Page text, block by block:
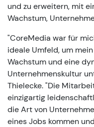
und zu erweitern, mit
Wachstum,
"CoreMedia war für
ideale Umfeld, um
Wachstum und eine
Unternehmenskultur
Thielecke. "Die
einzigartig
die Art von
eines Jobs kommen